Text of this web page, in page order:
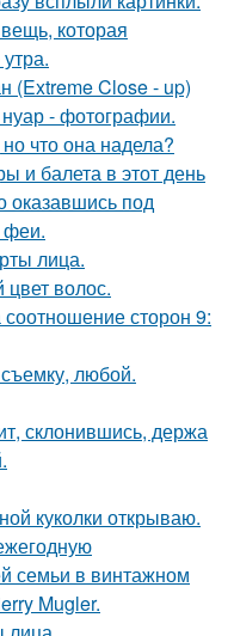
которая
(Extreme Close - up)
- фотографии.
что она надела?
и балета в этот день
оказавшись под
феи.
лица.
волос.
сторон 9:
любой.
склонившись, держа
куколки открываю.
семьи в винтажном
Mugler.